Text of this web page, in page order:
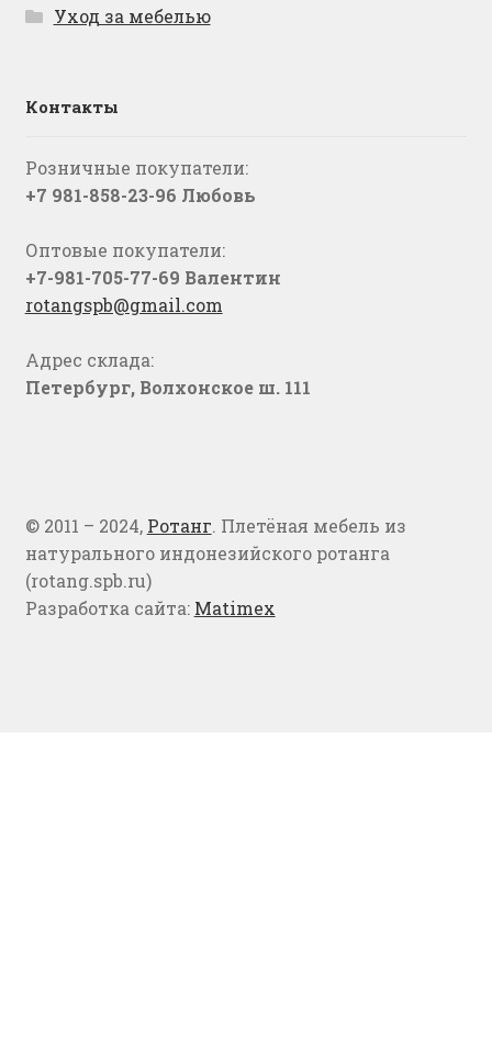
Уход за мебелью
Контакты
Розничные покупатели:
+7 981-858-23-96 Любовь
Оптовые покупатели:
+7-981-705-77-69 Валентин
rotangspb@gmail.com
Адрес склада:
Петербург, Волхонское ш. 111
© 2011 – 2024, Ротанг. Плетёная мебель из
натурального индонезийского ротанга
(rotang.spb.ru)
Разработка сайта: Matimex